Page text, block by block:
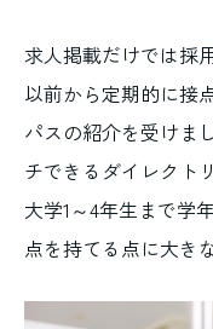
求人掲載だけでは採
以前から定期的に接
パスの紹介を受けま
チできるダイレクト
大学1～4年生まで学
点を持てる点に大き